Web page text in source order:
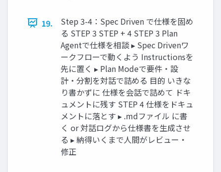
19.
Step 3-4：Spec Driven で仕様を固め
る STEP 3 STEP + 4 STEP 3 Plan
Agentで仕様を相談 ▸ Spec Drivenワ
ークフローで動くよう Instructionsを
先に置く ▸ Plan Modeで要件・設
計・分割を対話で詰める 目的 いきな
り書かずに 仕様を会話で詰めて ドキ
ュメントに残す STEP 4 仕様をドキュ
メントに落とす ▸ .mdファイル に書
く or 対話ログから仕様書を生成させ
る ▸ 納得いくまで人間がレビュー・
修正